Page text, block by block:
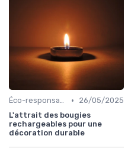
Éco-responsables •
26/05/2025
L'attrait des bougies
rechargeables pour une
décoration durable